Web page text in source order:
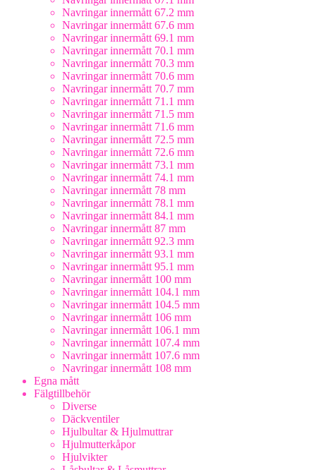
Navringar innermått 67.2 mm
Navringar innermått 67.6 mm
Navringar innermått 69.1 mm
Navringar innermått 70.1 mm
Navringar innermått 70.3 mm
Navringar innermått 70.6 mm
Navringar innermått 70.7 mm
Navringar innermått 71.1 mm
Navringar innermått 71.5 mm
Navringar innermått 71.6 mm
Navringar innermått 72.5 mm
Navringar innermått 72.6 mm
Navringar innermått 73.1 mm
Navringar innermått 74.1 mm
Navringar innermått 78 mm
Navringar innermått 78.1 mm
Navringar innermått 84.1 mm
Navringar innermått 87 mm
Navringar innermått 92.3 mm
Navringar innermått 93.1 mm
Navringar innermått 95.1 mm
Navringar innermått 100 mm
Navringar innermått 104.1 mm
Navringar innermått 104.5 mm
Navringar innermått 106 mm
Navringar innermått 106.1 mm
Navringar innermått 107.4 mm
Navringar innermått 107.6 mm
Navringar innermått 108 mm
Egna mått
Fälgtillbehör
Diverse
Däckventiler
Hjulbultar & Hjulmuttrar
Hjulmutterkåpor
Hjulvikter